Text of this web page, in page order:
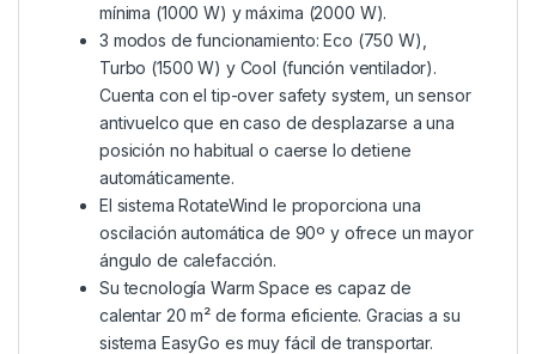
mínima (1000 W) y máxima (2000 W).
3 modos de funcionamiento: Eco (750 W),
Turbo (1500 W) y Cool (función ventilador).
Cuenta con el tip-over safety system, un sensor
antivuelco que en caso de desplazarse a una
posición no habitual o caerse lo detiene
automáticamente.
El sistema RotateWind le proporciona una
oscilación automática de 90º y ofrece un mayor
ángulo de calefacción.
Su tecnología Warm Space es capaz de
calentar 20 m² de forma eficiente. Gracias a su
sistema EasyGo es muy fácil de transportar.